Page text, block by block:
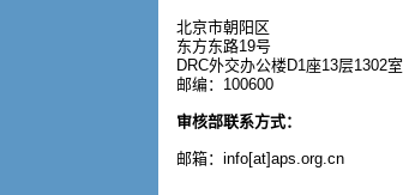
北京市朝阳区
东方东路19号
DRC外交办公楼D1座13层1302室
邮编：100600
审核部联系方式：
邮箱：info[at]aps.org.cn